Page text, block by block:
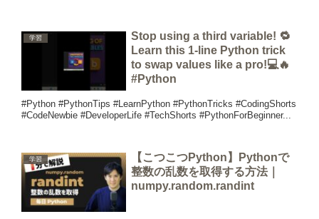
学習
Stop using a third variable! 🔁
Learn this 1-line Python trick
to swap values like a pro!💻🔥
#Python
#Python #PythonTips #LearnPython #PythonTricks #CodingShorts
#CodeNewbie #DeveloperLife #TechShorts #PythonForBeginner...
学習
【こつこつPython】Pythonで
整数の乱数を取得する方法｜
numpy.random.randint